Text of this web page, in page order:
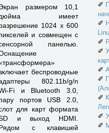
размером 10,1
имеет
1024 x 600
и совмещен с
панелью.
беспроводные
802.11b/g/n
Fi и Bluetooth 3.0,
портов USB 2.0,
для карт формата
и выход HDMI.
с клавишей
✐
✐
✐
✐
✐
✐
✐
✐
✐